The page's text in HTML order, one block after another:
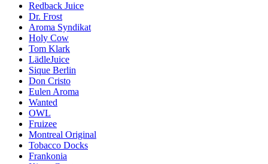
Redback Juice
Dr. Frost
Aroma Syndikat
Holy Cow
Tom Klark
LädleJuice
Sique Berlin
Don Cristo
Eulen Aroma
Wanted
OWL
Fruizee
Montreal Original
Tobacco Docks
Frankonia